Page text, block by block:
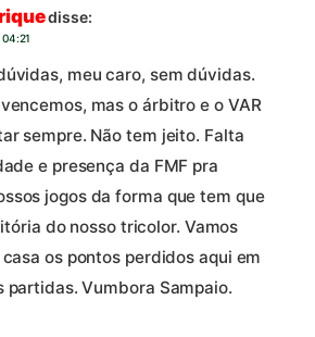
disse:
meu caro, sem dúvidas.
mas o árbitro e o VAR
sempre. Não tem jeito. Falta
e presença da FMF pra
jogos da forma que tem que
do nosso tricolor. Vamos
os pontos perdidos aqui em
partidas. Vumbora Sampaio.